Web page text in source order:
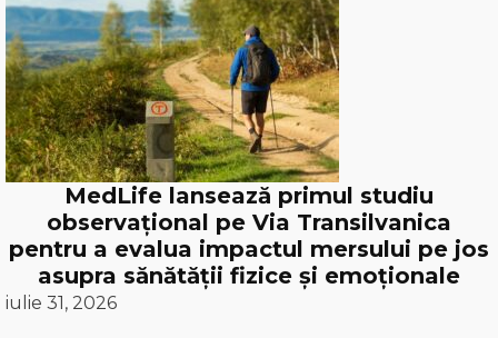
MedLife lansează primul studiu
observațional pe Via Transilvanica
pentru a evalua impactul mersului pe jos
asupra sănătății fizice și emoționale
iulie 31, 2026